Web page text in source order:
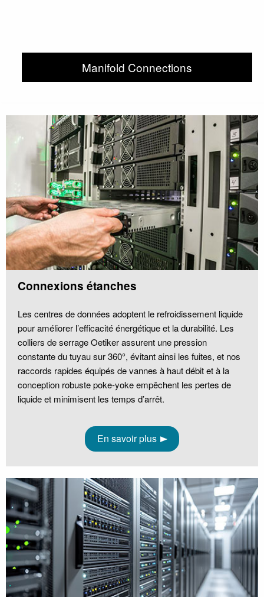
Manifold Connections
Connexions étanches
Les centres de données adoptent le refroidissement liquide
pour améliorer l’efficacité énergétique et la durabilité. Les
colliers de serrage Oetiker assurent une pression
constante du tuyau sur 360°, évitant ainsi les fuites, et nos
raccords rapides équipés de vannes à haut débit et à la
conception robuste poke-yoke empêchent les pertes de
liquide et minimisent les temps d’arrêt.
En savoir plus